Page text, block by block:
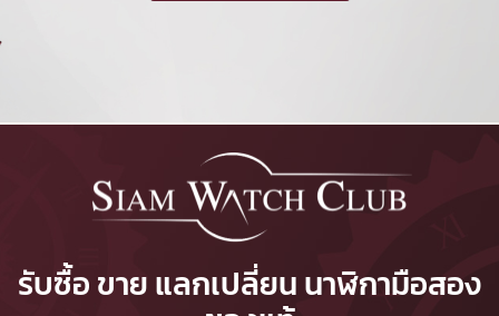
รับซื้อ ขาย แลกเปลี่ยน นาฬิกามือสอง